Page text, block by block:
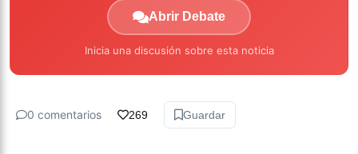
Abrir Debate
Inicia una discusión sobre esta noticia
0 comentarios 269 Guardar